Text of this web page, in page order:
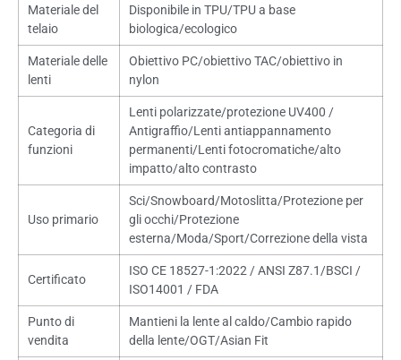
Materiale del
telaio
Disponibile in TPU/TPU a base
biologica/ecologico
Materiale delle
lenti
Obiettivo PC/obiettivo TAC/obiettivo in
nylon
Categoria di
funzioni
Lenti polarizzate/protezione UV400 /
Antigraffio/Lenti antiappannamento
permanenti/Lenti fotocromatiche/alto
impatto/alto contrasto
Uso primario
Sci/Snowboard/Motoslitta/Protezione per
gli occhi/Protezione
esterna/Moda/Sport/Correzione della vista
Certificato
ISO CE 18527-1:2022 / ANSI Z87.1/BSCI /
ISO14001 / FDA
Punto di
vendita
Mantieni la lente al caldo/Cambio rapido
della lente/OGT/Asian Fit